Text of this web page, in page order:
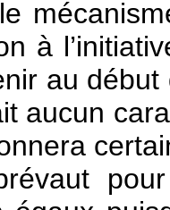
à
au
aucun